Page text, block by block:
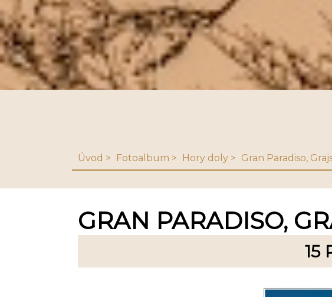
Úvod Fotoalbum Hory doly Gran Paradiso,
GRAN PARADISO,
15